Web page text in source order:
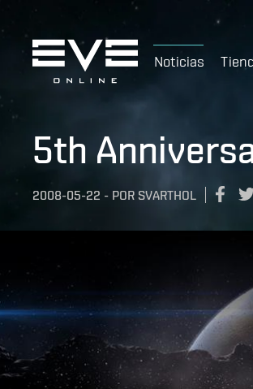
Noticias
5th
2008-05-22 - POR SVARTHOL